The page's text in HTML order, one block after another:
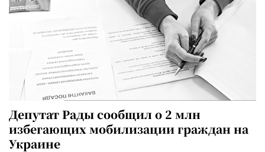
Депутат Рады сообщил о 2 млн
избегающих мобилизации граждан на
Украине